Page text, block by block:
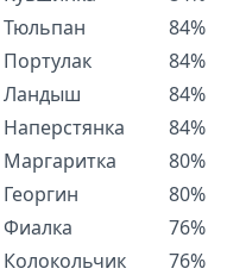
Тюльпан
84%
Портулак
84%
Ландыш
84%
Наперстянка
84%
Маргаритка
80%
Георгин
80%
Фиалка
76%
Колокольчик
76%